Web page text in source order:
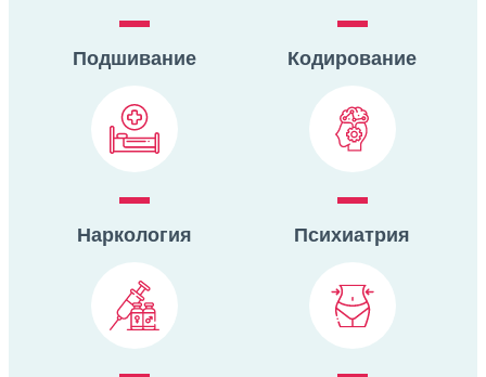
Подшивание Кодирование
Наркология Психиатрия